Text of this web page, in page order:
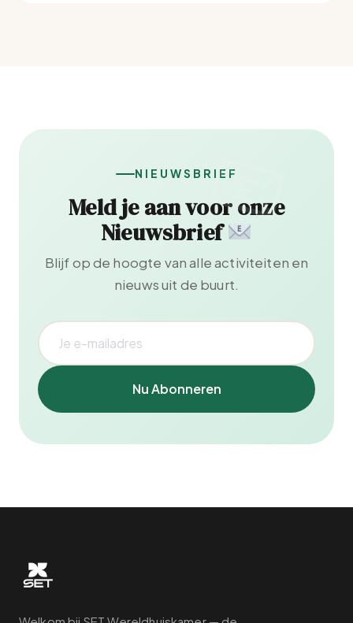
NIEUWSBRIEF
Meld je aan voor onze
Nieuwsbrief
Blijf op de hoogte van alle activiteiten en
nieuws uit de buurt.
Nu Abonneren